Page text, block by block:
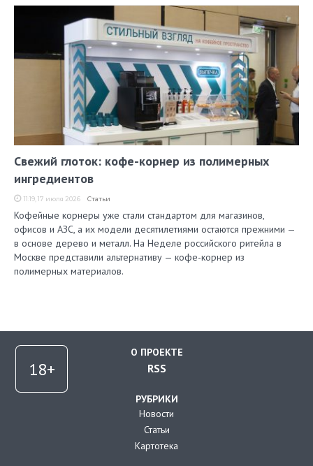
Свежий глоток: кофе-корнер из полимерных
ингредиентов
11:19, 17 июля 2026 Статьи
Кофейные корнеры уже стали стандартом для магазинов,
офисов и АЗС, а их модели десятилетиями остаются прежними —
в основе дерево и металл. На Неделе российского ритейла в
Москве представили альтернативу — кофе-корнер из
полимерных материалов.
О ПРОЕКТЕ
RSS
РУБРИКИ
Новости
Статьи
Картотека